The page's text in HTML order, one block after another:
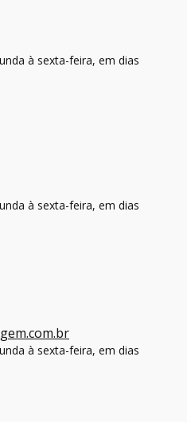
à sexta-feira, em dias
à sexta-feira, em dias
à sexta-feira, em dias